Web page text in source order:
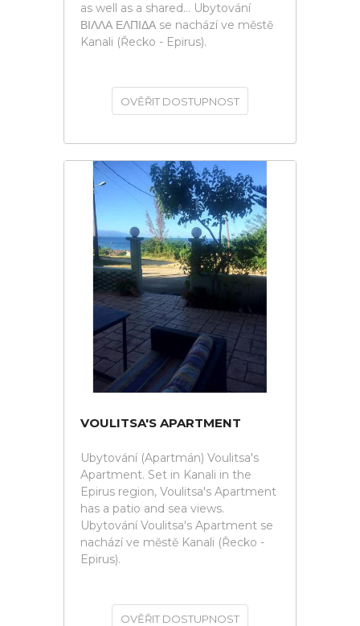
as well as a shared... Ubytování
ΒΙΛΛΑ ΕΛΠΙΔΑ se nachází ve městě
Kanali (Řecko - Epirus).
OVĚŘIT DOSTUPNOST
VOULITSA'S APARTMENT
Ubytování (Apartmán) Voulitsa's
Apartment. Set in Kanali in the
Epirus region, Voulitsa's Apartment
has a patio and sea views.
Ubytování Voulitsa's Apartment se
nachází ve městě Kanali (Řecko -
Epirus).
OVĚŘIT DOSTUPNOST